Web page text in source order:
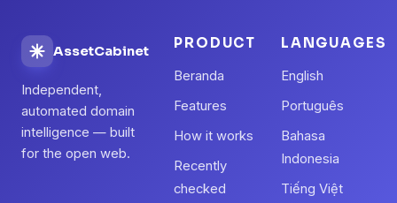
AssetCabinet
Independent,
automated domain
intelligence — built
for the open web.
PRODUCT
Beranda
Features
How it works
Recently
checked
LANGUAGES
English
Português
Bahasa
Indonesia
Tiếng Việt